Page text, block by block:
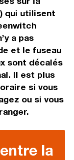
qui utilisent
a pas
et le fuseau
sont décalés
Il est plus
si vous
ou si vous
la